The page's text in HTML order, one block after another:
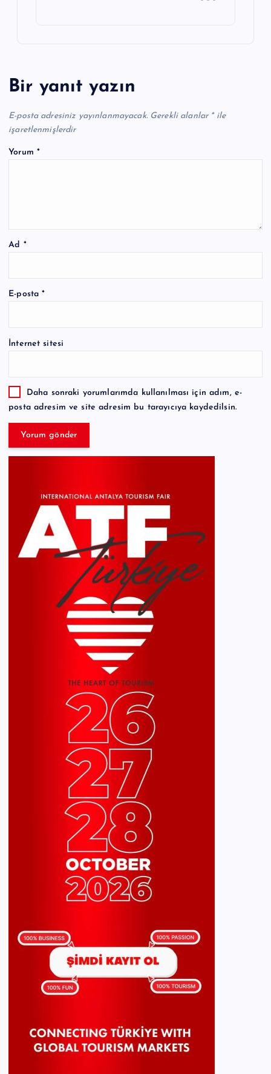
Bir yanıt yazın
E-posta adresiniz yayınlanmayacak. Gerekli alanlar *ile
işaretlenmişlerdir
Yorum *
Ad *
E-posta*
İnternet sitesi
Daha sonraki yorumlarımda kullanılması için adım, e-
posta adresim ve site adresim bu tarayıcıya kaydedilsin.